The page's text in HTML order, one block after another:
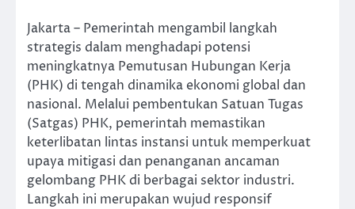
Jakarta – Pemerintah mengambil langkah
strategis dalam menghadapi potensi
meningkatnya Pemutusan Hubungan Kerja
(PHK) di tengah dinamika ekonomi global dan
nasional. Melalui pembentukan Satuan Tugas
(Satgas) PHK, pemerintah memastikan
keterlibatan lintas instansi untuk memperkuat
upaya mitigasi dan penanganan ancaman
gelombang PHK di berbagai sektor industri.
Langkah ini merupakan wujud responsif